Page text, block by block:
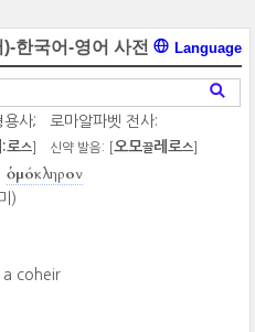
한국어-영어 사전 Language
사; 로마알파벳 전사:
:로스 신약 발음: [오모끌레로스
ὁμόκληρον
)
a coheir